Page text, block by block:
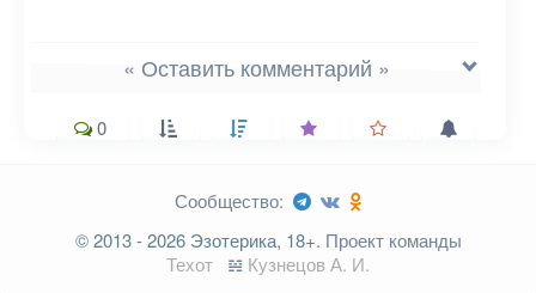
« Оставить комментарий »
Ваш адрес email не будет
опубликован.
Обязательные поля
0
Сообщество:
© 2013 - 2026 Эзотерика, 18+. Проект команды
Техот
𝌴 Кузнецов А. И.